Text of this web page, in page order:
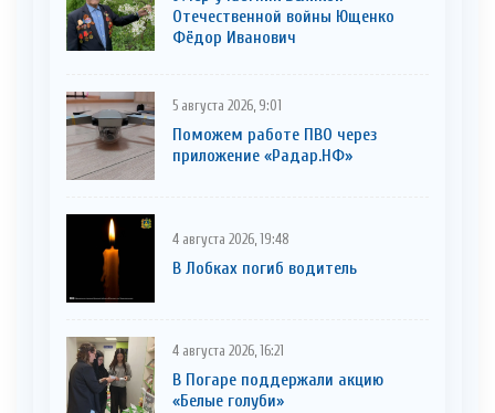
Отечественной войны Ющенко
Фёдор Иванович
5 августа 2026, 9:01
Поможем работе ПВО через
приложение «Радар.НФ»
4 августа 2026, 19:48
В Лобках погиб водитель
4 августа 2026, 16:21
В Погаре поддержали акцию
«Белые голуби»